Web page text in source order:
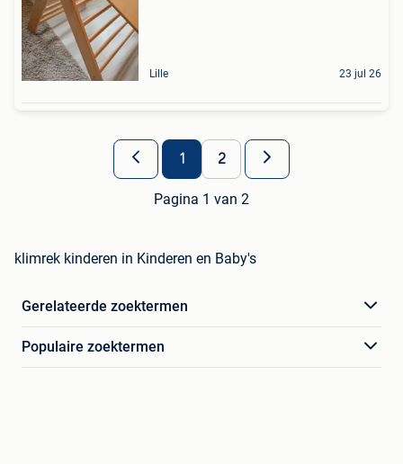
Lille 23 jul 26
1 2
Pagina 1 van 2
klimrek kinderen in Kinderen en Baby's
Gerelateerde zoektermen
Populaire zoektermen